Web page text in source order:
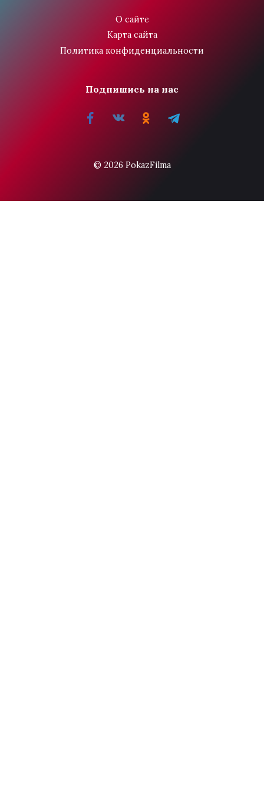
О сайте
Карта сайта
Политика конфиденциальности
Подпишись на нас
© 2026 PokazFilma